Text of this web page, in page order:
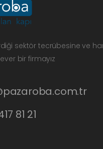
sektör tecrübesine ve
bir firmayız
81 21